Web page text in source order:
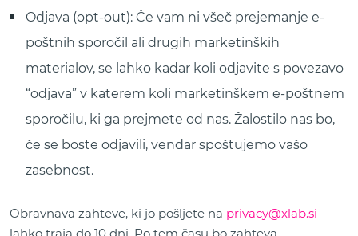
Odjava (opt-out): Če vam ni všeč prejemanje e-
poštnih sporočil ali drugih marketinških
materialov, se lahko kadar koli odjavite s povezavo
“odjava” v katerem koli marketinškem e-poštnem
sporočilu, ki ga prejmete od nas. Žalostilo nas bo,
če se boste odjavili, vendar spoštujemo vašo
zasebnost.
Obravnava zahteve, ki jo pošljete na privacy@xlab.si